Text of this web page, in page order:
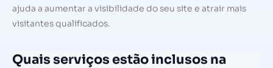
ajuda a aumentar a visibilidade do seu site e atrair mais
visitantes qualificados.
Quais serviços estão inclusos na